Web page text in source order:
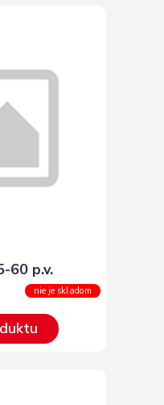
60 p.v.
nie je skladom